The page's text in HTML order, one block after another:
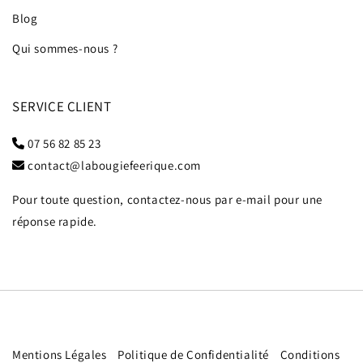
Blog
Qui sommes-nous ?
SERVICE CLIENT
07 56 82 85 23
contact@labougiefeerique.com
Pour toute question, contactez-nous par e-mail pour une
réponse rapide.
Mentions Légales Politique de Confidentialité Conditions